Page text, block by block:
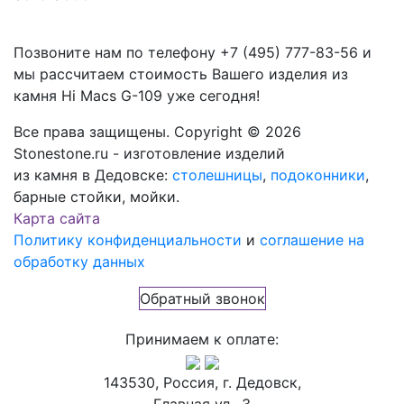
Позвоните нам по телефону +7 (495) 777-83-56 и
мы рассчитаем стоимость Вашего изделия из
камня Hi Macs G-109 уже сегодня!
Все права защищены. Copyright © 2026
Stonestone.ru - изготовление изделий
из камня в Дедовске: столешницы, подоконники,
барные стойки, мойки.
Карта сайта
Политику конфиденциальности и соглашение на
обработку данных
Обратный звонок
Принимаем к оплате:
143530, Россия, г. Дедовск,